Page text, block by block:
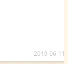
2019-06-11